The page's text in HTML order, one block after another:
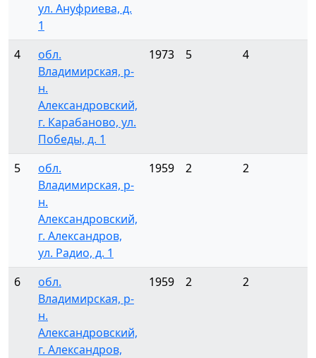
ул. Ануфриева, д.
1
4
обл.
Владимирская, р-
н.
Александровский,
г. Карабаново, ул.
Победы, д. 1
1973 5 4
5
обл.
Владимирская, р-
н.
Александровский,
г. Александров,
ул. Радио, д. 1
1959 2 2
6
обл.
Владимирская, р-
н.
Александровский,
г. Александров,
1959 2 2